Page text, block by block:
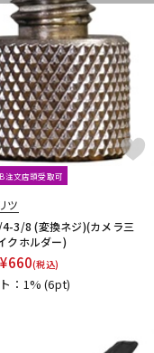
LOJECT
Professional
Mee audio
MOGAMI
CABLE
Geithain
Nothing
PHONON
PROIDEA
注文店頭受取可
ツ
3/8 (変換ネジ)(カメラ三
クホルダー)
¥660(税込)
：1%(6pt)